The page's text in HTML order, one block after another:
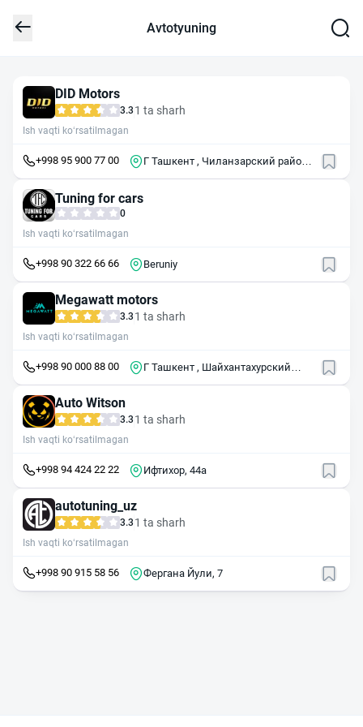
Avtotyuning
DID Motors
3.3 1 ta sharh
Ish vaqti ko‘rsatilmagan
+998 95 900 77 00
Г Ташкент , Чиланзарский район ,
Tuning for cars
0
Ish vaqti ko‘rsatilmagan
+998 90 322 66 66 Beruniy
Megawatt motors
3.3 1 ta sharh
Ish vaqti ko‘rsatilmagan
+998 90 000 88 00
Г Ташкент , Шайхантахурский
Auto Witson
3.3 1 ta sharh
Ish vaqti ko‘rsatilmagan
+998 94 424 22 22 ​Ифтихор, 44а
autotuning_uz
3.3 1 ta sharh
Ish vaqti ko‘rsatilmagan
+998 90 915 58 56 Фергана Йули, 7